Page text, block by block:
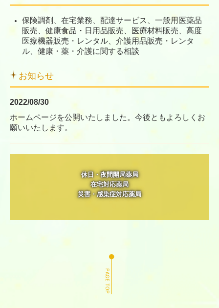
保険調剤、在宅業務、配達サービス、一般用医薬品
販売、健康食品・日用品販売、医療材料販売、高度
医療機器販売・レンタル、介護用品販売・レンタ
ル、健康・薬・介護に関する相談
お知らせ
2022/08/30
ホームページを公開いたしました。今後ともよろしくお
願いいたします。
休日・夜間開局薬局
在宅対応薬局
災害・感染症対応薬局